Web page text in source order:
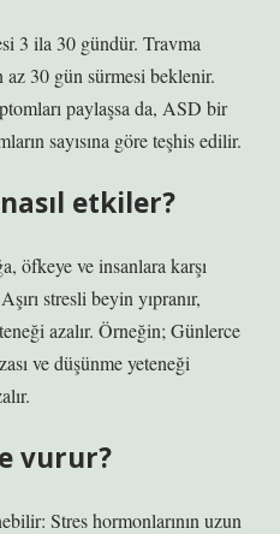
3 ila 30 gündür. Travma
az 30 gün sürmesi beklenir.
paylaşsa da, ASD bir
sayısına göre teşhis edilir.
etkiler?
öfkeye ve insanlara karşı
stresli beyin yıpranır,
azalır. Örneğin; Günlerce
ve düşünme yeteneği
vurur?
Stres hormonlarının uzun